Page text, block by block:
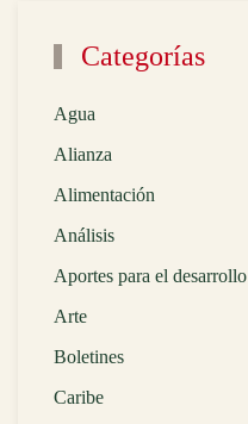
Categorías
Agua
Alianza
Alimentación
Análisis
Aportes para el desarrollo
Arte
Boletines
Caribe